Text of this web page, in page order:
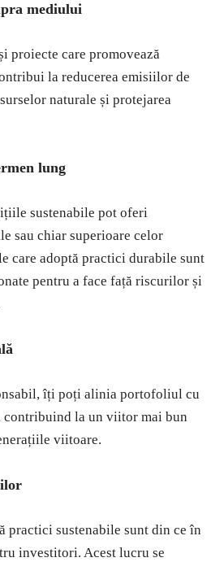
mediului
proiecte care promovează
la reducerea emisiilor de
naturale și protejarea
lung
sustenabile pot oferi
sau chiar superioare celor
care adoptă practici durabile sunt
pentru a face față riscurilor și
îți poți alinia portofoliul cu
contribuind la un viitor mai bun
viitoare.
practici sustenabile sunt din ce în
investitori. Acest lucru se